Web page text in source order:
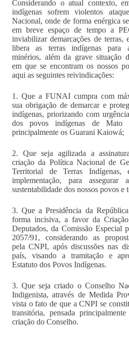
Considerando o atual contexto,
indígenas sofrem violentos
Nacional, onde de forma enérgica
em breve espaço de tempo a
inviabilizar demarcações de
libera as terras indígenas para
minérios, além da grave situação
em que se encontram os nossos
aqui as seguintes reivindicações:
1. Que a FUNAI cumpra com
sua obrigação de demarcar e
indígenas, priorizando com
dos povos indígenas de Mato
principalmente os Guarani Kaiowá;
2. Que seja agilizada a
criação da Política Nacional de
Territorial de Terras
implementação, para assegurar
sustentabilidade dos nossos povos e
3. Que a Presidência da
forma incisiva, a favor da
Deputados, da Comissão Especial
2057/91, considerando as
pela CNPI, após discussões nas
país, visando a tramitação e
Estatuto dos Povos Indígenas.
3. Que seja criado o Conselho
Indigenista, através de Medida
vista o fato de que a CNPI se
transitória, pensada
criação do Conselho.